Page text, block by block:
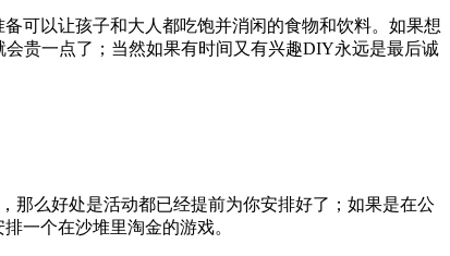
可以让孩子和大人都吃饱并消闲的食物和饮料。如果想
贵一点了；当然如果有时间又有兴趣DIY永远是最后诚
那么好处是活动都已经提前为你安排好了；如果是在公
一个在沙堆里淘金的游戏。